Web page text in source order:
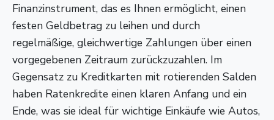
Finanzinstrument, das es Ihnen ermöglicht, einen
festen Geldbetrag zu leihen und durch
regelmäßige, gleichwertige Zahlungen über einen
vorgegebenen Zeitraum zurückzuzahlen. Im
Gegensatz zu Kreditkarten mit rotierenden Salden
haben Ratenkredite einen klaren Anfang und ein
Ende, was sie ideal für wichtige Einkäufe wie Autos,